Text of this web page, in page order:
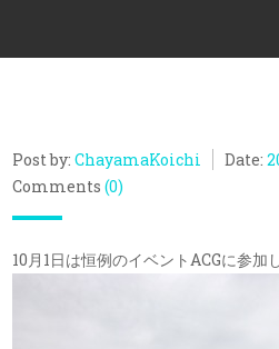
Post by: ChayamaKoichi Date:
Comments (0)
10月1日は恒例のイベントACGに参加